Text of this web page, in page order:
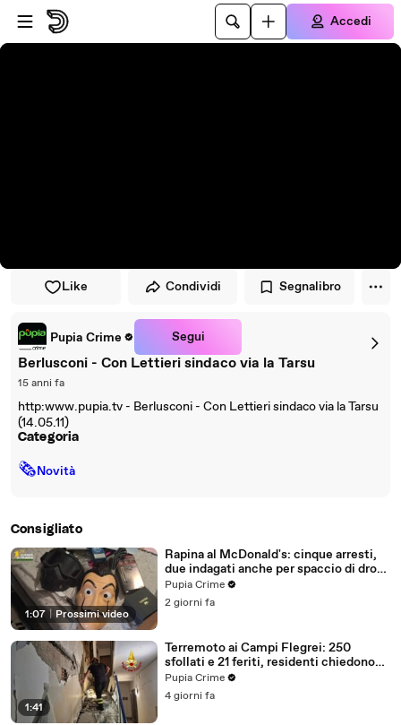
Vai al lettore
Passa al contenuto principale
Accedi
Like Condividi Segnalibro
Pupia Crime Segui
Berlusconi - Con Lettieri sindaco via la Tarsu
15 anni fa
http:www.pupia.tv - Berlusconi - Con Lettieri sindaco via la Tarsu
(14.05.11)
Categoria
🗞Novità
Consigliato
1:07 | Prossimi video
Rapina al McDonald's: cinque arresti,
due indagati anche per spaccio di droga
(03.08.26)
Pupia Crime
2 giorni fa
1:41
Terremoto ai Campi Flegrei: 250
sfollati e 21 feriti, residenti chiedono
certezze sul futuro (01.08.26)
Pupia Crime
4 giorni fa